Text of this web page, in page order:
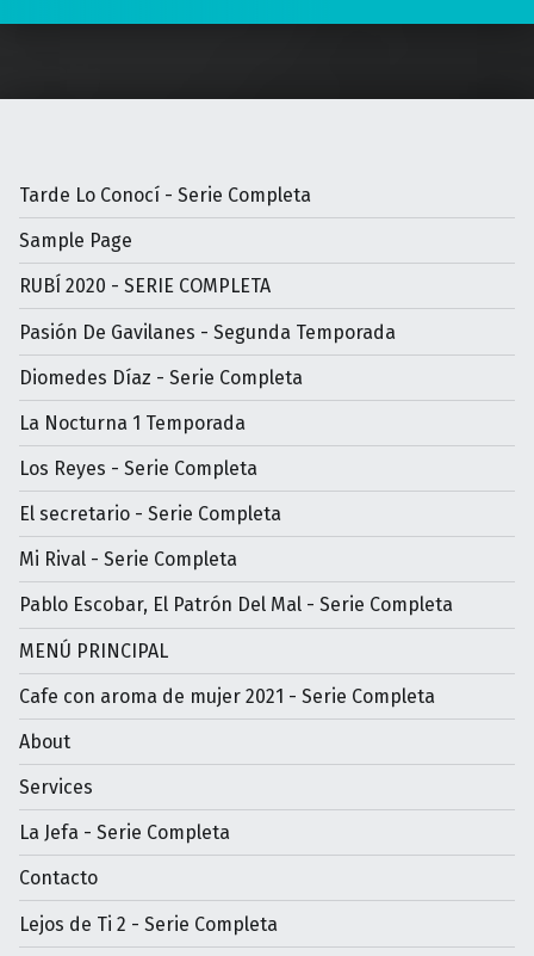
Tarde Lo Conocí - Serie Completa
Sample Page
RUBÍ 2020 - SERIE COMPLETA
Pasión De Gavilanes - Segunda Temporada
Diomedes Díaz - Serie Completa
La Nocturna 1 Temporada
Los Reyes - Serie Completa
El secretario - Serie Completa
Mi Rival - Serie Completa
Pablo Escobar, El Patrón Del Mal - Serie Completa
MENÚ PRINCIPAL
Cafe con aroma de mujer 2021 - Serie Completa
About
Services
La Jefa - Serie Completa
Contacto
Lejos de Ti 2 - Serie Completa